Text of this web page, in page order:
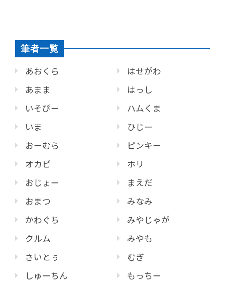
筆者一覧
あおくら
あまま
いそぴー
いま
おーむら
オカピ
おじょー
おまつ
かわぐち
クルム
さいとぅ
しゅーちん
はせがわ
はっし
ハムくま
ひじー
ピンキー
ホリ
まえだ
みなみ
みやじゃが
みやも
むぎ
もっちー